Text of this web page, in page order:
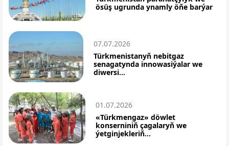
ösüş ugrunda ynamly öňe barýar
07.07.2026
Türkmenistanyň nebitgaz
senagatynda innowasiýalar we
diwersi...
01.07.2026
«Türkmengaz» döwlet
konserniniň çagalaryň we
ýetginjekleriň...